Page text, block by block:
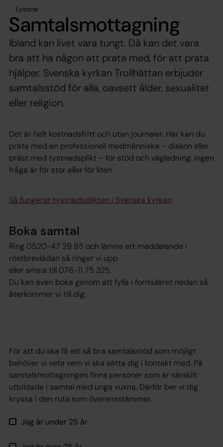
Lyssna
Samtalsmottagning
Ibland kan livet vara tungt. Då kan det vara
bra att ha någon att prata med, för att prata
hjälper. Svenska kyrkan Trollhättan erbjuder
samtalsstöd för alla, oavsett ålder, sexualitet
eller religion.
Det är helt kostnadsfritt och utan journaler. Här kan du
prata med en professionell medmänniska – diakon eller
präst med tystnadsplikt – för stöd och vägledning. Ingen
fråga är för stor eller för liten.
Så fungerar tystnadsplikten i Svenska kyrkan
Boka samtal
Ring 0520-47 29 85 och lämna ett meddelande i
röstbrevlådan så ringer vi upp
eller sms:a till 076-11 75 325.
Du kan även boka genom att fylla i formuläret nedan så
återkommer vi till dig.
För att du ska få ett så bra samtalsstöd som möjligt
behöver vi veta vem vi ska sätta dig i kontakt med. På
samtalsmottagningen finns personer som är särskilt
utbildade i samtal med unga vuxna. Därför ber vi dig
kryssa i den ruta som överensstämmer.
Jag är under 25 år